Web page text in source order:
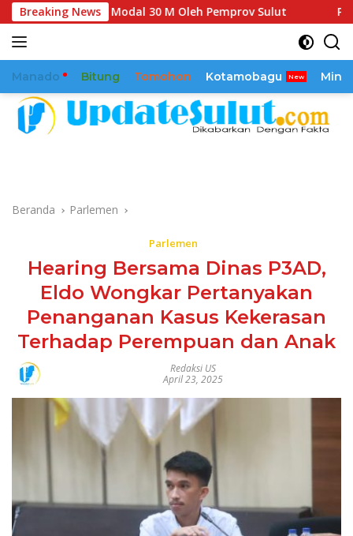
Langsung
ke
konten
Breaking News
Modal 30 M Oleh Pemprov Sulut Pimpinan Dan
Manado Bitung Tomohon Kotamobagu
Beranda Parlemen
Parlemen
Hearing Bersama Dinas P3AD,
Eldo Wongkar Pertanyakan
Penanganan Kasus Kekerasan
Terhadap Perempuan dan Anak
Redaksi US
April 23, 2025